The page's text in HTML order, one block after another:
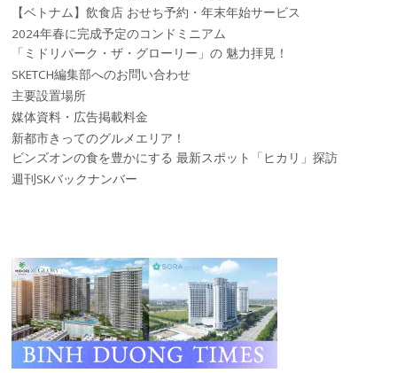
【ベトナム】飲食店 おせち予約・年末年始サービス
2024年春に完成予定のコンドミニアム
「ミドリパーク・ザ・グローリー」の 魅力拝見！
SKETCH編集部へのお問い合わせ
主要設置場所
媒体資料・広告掲載料金
新都市きってのグルメエリア！
ビンズオンの食を豊かにする 最新スポット「ヒカリ」探訪
週刊SKバックナンバー